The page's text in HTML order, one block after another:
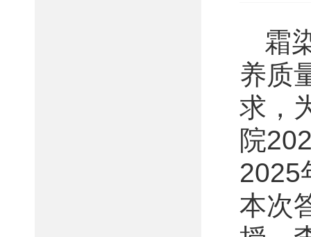
霜
养质
求，
院
2025
本次